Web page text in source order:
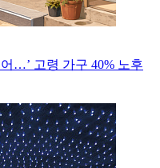
…’ 고령 가구 40% 노후